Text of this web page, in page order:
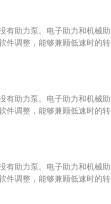
感器），转向助力机构（电
电动机仅在需要助力时工
输入扭矩和转向角的大小产生
转向助力。
原理是：转矩传感器与转向轴
传感器开始工作，把输入轴和
信号传给ecu，ecu根据车速传
助力电流的大小，从而完成实
械转向系统的基础上发展起
角传感器和车速传感器），转
子控制装置；4、电动机仅在
角传感器根据输入扭矩和转向
生所需要的转向助力。 使用的
有助力泵。电子助力和机械助
件调整，能够兼顾低速时的转
性强，不依赖电子系统，即便
原理是：转矩传感器与转向轴
传感器开始工作，把输入轴和
信号传给ecu，ecu根据车速传
助力电流的大小，从而完成实
械转向系统的基础上发展起
角传感器和车速传感器），转
子控制装置； 4、电动机仅在
角传感器根据输入扭矩和转向
生所需要的转向助力。
有助力泵。电子助力和机械助
件调整，能够兼顾低速时的转
性强，不依赖电子系统，即便
原理是：转矩传感器与转向轴
传感器开始工作，把输入轴和
信号传给ecu，ecu根据车速传
助力电流的大小，从而完成实
械转向系统的基础上发展起
有助力泵。电子助力和机械助
件调整，能够兼顾低速时的转
性强，不依赖电子系统，即便